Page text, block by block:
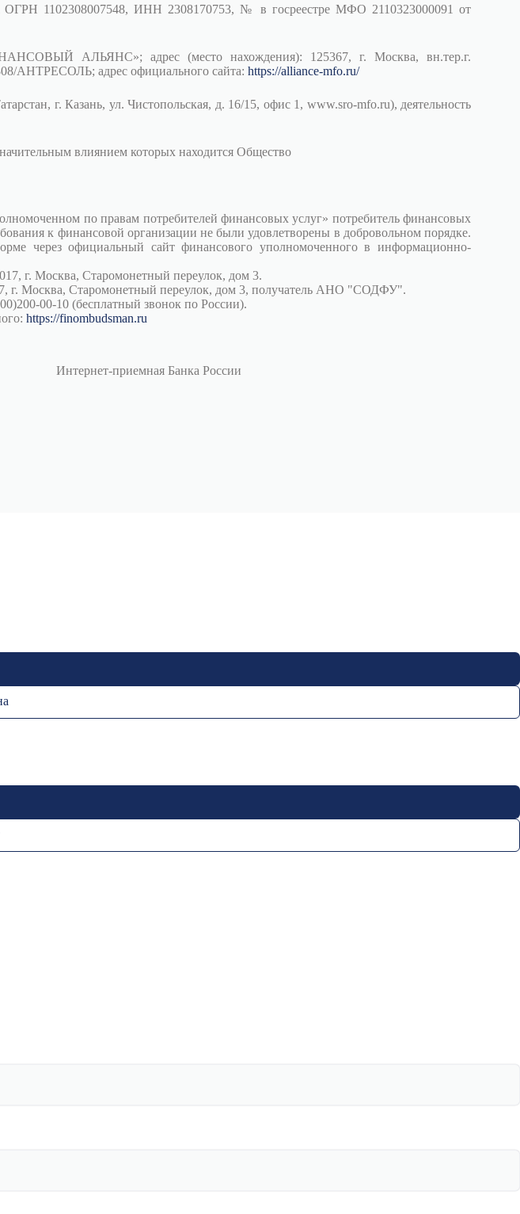
ОГРН 1102308007548, ИНН 2308170753, № в госреестре МФО 2110323000091 от
АЛЬЯНС»; адрес (место нахождения): 125367, г. Москва, вн.тер.г.
АНТРЕСОЛЬ; адрес официального сайта: https://alliance-mfo.ru/
г. Казань, ул. Чистопольская, д. 16/15, офис 1, www.sro-mfo.ru), деятельность
влиянием которых находится Общество
по правам потребителей финансовых услуг» потребитель финансовых
к финансовой организации не были удовлетворены в добровольном порядке.
через официальный сайт финансового уполномоченного в информационно-
г. Москва, Старомонетный переулок, дом 3.
г. Москва, Старомонетный переулок, дом 3, получатель АНО "СОДФУ".
00-10 (бесплатный звонок по России).
https://finombudsman.ru
Интернет-приемная Банка России